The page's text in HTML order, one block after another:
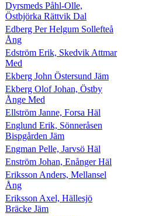
Dyrsmeds Påhl-Olle,
Östbjörka Rättvik Dal
Edberg Per Helgum Sollefteå
Ång
Edström Erik, Skedvik Attmar
Med
Ekberg John Östersund Jäm
Ekberg Olof Johan, Östby
Ånge Med
Ellström Janne, Forsa Häl
Englund Erik, Sönneråsen
Bispgården Jäm
Engman Pelle, Jarvsö Häl
Enström Johan, Enånger Häl
Eriksson Anders, Mellansel
Ång
Eriksson Axel, Hällesjö
Bräcke Jäm